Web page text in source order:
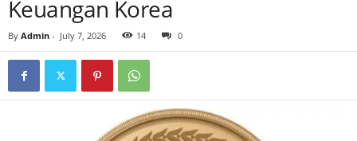
Keuangan Korea
By Admin - July 7, 2026 14 0